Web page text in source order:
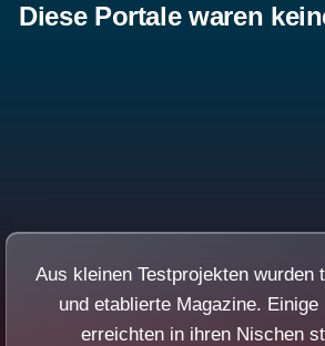
Diese Portale waren
Aus kleinen Testprojekten wurden
und etablierte Magazine. Einige
erreichten in ihren Nischen